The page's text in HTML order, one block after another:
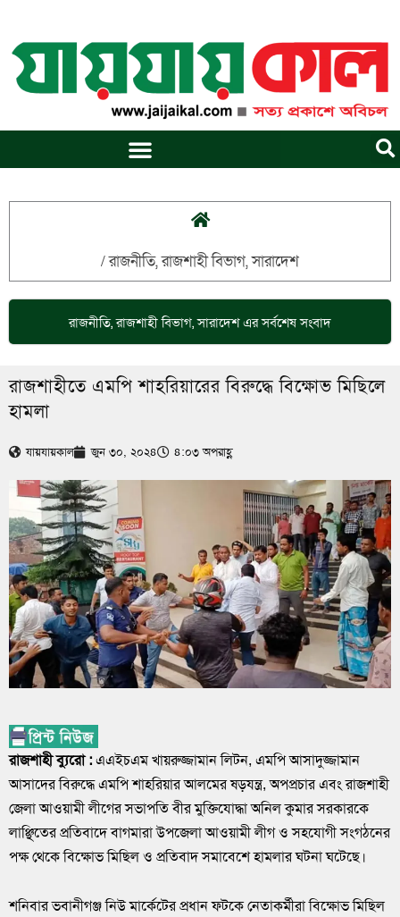
content
/রাজনীতি,রাজশাহী বিভাগ,সারাদেশ
রাজনীতি,রাজশাহী বিভাগ,সারাদেশএর সর্বশেষ সংবাদ
রাজশাহীতে এমপি শাহরিয়ারের বিরুদ্ধে বিক্ষোভ মিছিলে
হামলা
যায়যায়কাল জুন ৩০, ২০২৪ ৪:০৩ অপরাহ্ণ
রাজশাহী ব্যুরো :এএইচএম খায়রুজ্জামান লিটন, এমপি আসাদুজ্জামান
আসাদের বিরুদ্ধে এমপি শাহরিয়ার আলমের ষড়যন্ত্র, অপপ্রচার এবং রাজশাহী
জেলা আওয়ামী লীগের সভাপতি বীর মুক্তিযোদ্ধা অনিল কুমার সরকারকে
লাঞ্ছিতের প্রতিবাদে বাগমারা উপজেলা আওয়ামী লীগ ও সহযোগী সংগঠনের
পক্ষ থেকে বিক্ষোভ মিছিল ও প্রতিবাদ সমাবেশে হামলার ঘটনা ঘটেছে।
শনিবার ভবানীগঞ্জ নিউ মার্কেটের প্রধান ফটকে নেতাকর্মীরা বিক্ষোভ মিছিল